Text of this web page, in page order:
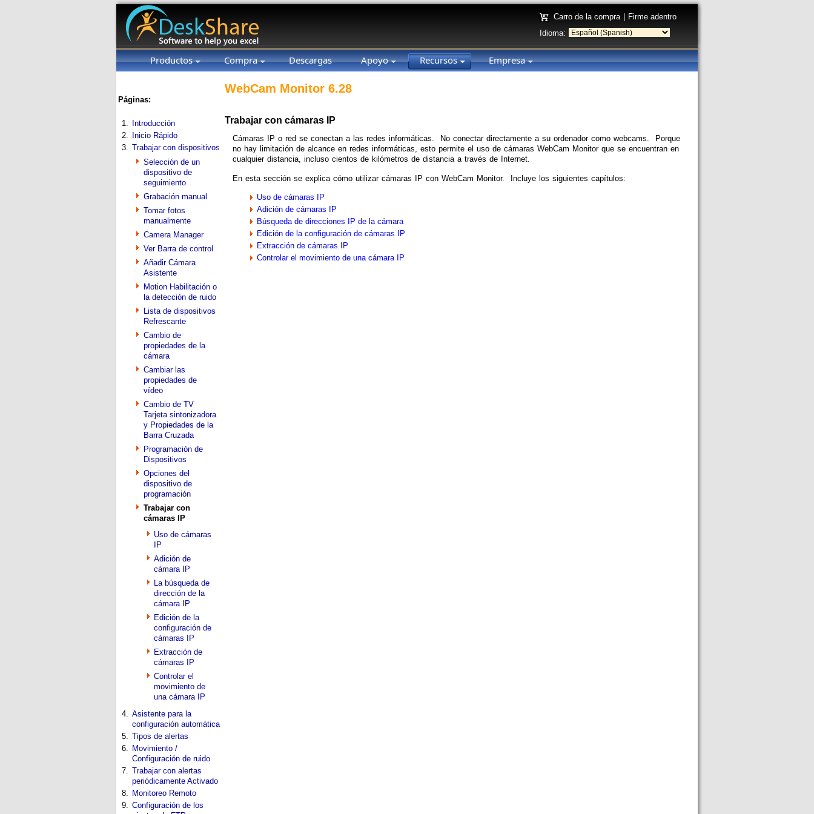
Carro de la compra
Firme adentro
Idioma:
Productos Compra Descargas Apoyo Recursos Empresa
Páginas:
1.
Introducción
2.
Inicio Rápido
3. Trabajar con dispositivos
Selección de un
dispositivo de
seguimiento
Grabación manual
Tomar fotos
manualmente
Camera Manager
Ver Barra de control
Añadir Cámara
Asistente
Motion Habilitación o
la detección de ruido
Lista de dispositivos
Refrescante
Cambio de
propiedades de la
cámara
Cambiar las
propiedades de
vídeo
Cambio de TV
Tarjeta sintonizadora
y Propiedades de la
Barra Cruzada
Programación de
Dispositivos
Opciones del
dispositivo de
programación
Trabajar con
cámaras IP
Uso de cámaras
IP
Adición de
cámara IP
La búsqueda de
dirección de la
cámara IP
Edición de la
configuración de
cámaras IP
Extracción de
cámaras IP
Controlar el
movimiento de
una cámara IP
4. Asistente para la
configuración automática
5. Tipos de alertas
6. Movimiento /
Configuración de ruido
7. Trabajar con alertas
periódicamente Activado
8. Monitoreo Remoto
9. Configuración de los
WebCam Monitor 6.28
Trabajar con cámaras IP
Cámaras IP o red se conectan a las redes informáticas. No conectar directamente a su ordenador como webcams. Porque
no hay limitación de alcance en redes informáticas, esto permite el uso de cámaras WebCam Monitor que se encuentran en
cualquier distancia, incluso cientos de kilómetros de distancia a través de Internet.
En esta sección se explica cómo utilizar cámaras IP con WebCam Monitor. Incluye los siguientes capítulos:
Uso de cámaras IP
Adición de cámaras IP
Búsqueda de direcciones IP de la cámara
Edición de la configuración de cámaras IP
Extracción de cámaras IP
Controlar el movimiento de una cámara IP